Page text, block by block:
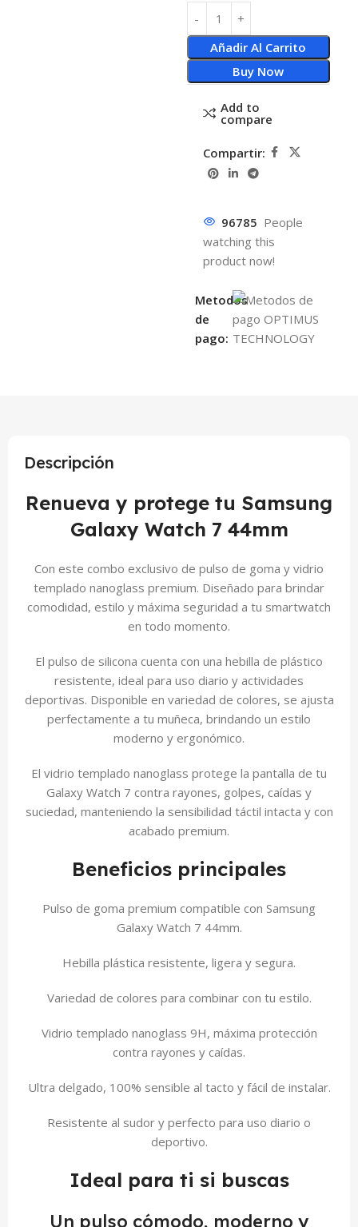
Añadir Al Carrito
Buy Now
Add to
compare
Compartir:
96785 People
watching this
product now!
Metodos
de
pago:
Descripción
Renueva y protege tu Samsung
Galaxy Watch 7 44mm
Con este combo exclusivo de pulso de goma y vidrio
templado nanoglass premium. Diseñado para brindar
comodidad, estilo y máxima seguridad a tu smartwatch
en todo momento.
El pulso de silicona cuenta con una hebilla de plástico
resistente, ideal para uso diario y actividades
deportivas. Disponible en variedad de colores, se ajusta
perfectamente a tu muñeca, brindando un estilo
moderno y ergonómico.
El vidrio templado nanoglass protege la pantalla de tu
Galaxy Watch 7 contra rayones, golpes, caídas y
suciedad, manteniendo la sensibilidad táctil intacta y con
acabado premium.
Beneficios principales
Pulso de goma premium compatible con Samsung
Galaxy Watch 7 44mm.
Hebilla plástica resistente, ligera y segura.
Variedad de colores para combinar con tu estilo.
Vidrio templado nanoglass 9H, máxima protección
contra rayones y caídas.
Ultra delgado, 100% sensible al tacto y fácil de instalar.
Resistente al sudor y perfecto para uso diario o
deportivo.
Ideal para ti si buscas
Un pulso cómodo, moderno y